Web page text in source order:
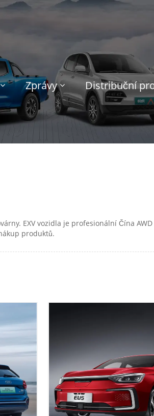
Zprávy Distribuční
EXV vozidla je profesionální Čína
produktů.